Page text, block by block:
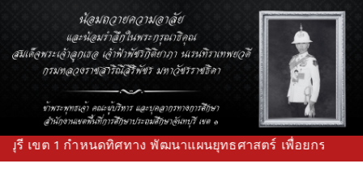
1 กำหนดทิศทาง พัฒนาแผนยุทธศาสตร์ เพื่อยกระดับคุณภา